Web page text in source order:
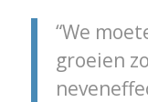
“We
groeien